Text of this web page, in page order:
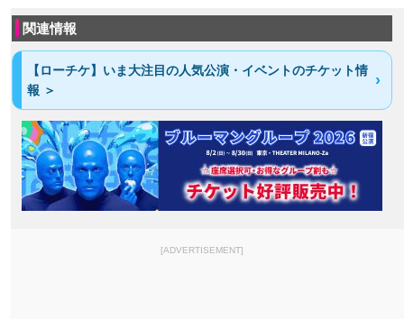
関連情報
【ローチケ】いま大注目の人気公演・イベントのチケット情
報 ＞
[ADVERTISEMENT]